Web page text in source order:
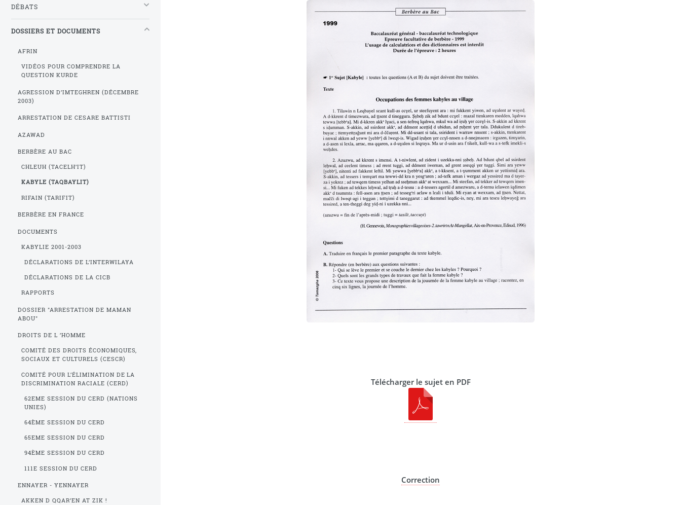
Télécharger le sujet en PDF
Correction
DÉBATS
DOSSIERS ET DOCUMENTS
AFRIN
VIDÉOS POUR COMPRENDRE LA
QUESTION KURDE
AGRESSION D’IMTEGHREN (DÉCEMBRE
2003)
ARRESTATION DE CESARE BATTISTI
AZAWAD
BERBÈRE AU BAC
CHLEUH (TACELH’IT)
KABYLE (TAQBAYLIT)
RIFAIN (TARIFIT)
BERBÈRE EN FRANCE
DOCUMENTS
KABYLIE 2001-2003
DÉCLARATIONS DE L’INTERWILAYA
DÉCLARATIONS DE LA CICB
RAPPORTS
DOSSIER "ARRESTATION DE MAMAN
ABOU"
DROITS DE L ’HOMME
COMITÉ DES DROITS ÉCONOMIQUES,
SOCIAUX ET CULTURELS (CESCR)
COMITÉ POUR L’ÉLIMINATION DE LA
DISCRIMINATION RACIALE (CERD)
62EME SESSION DU CERD (NATIONS
UNIES)
64ÈME SESSION DU CERD
65EME SESSION DU CERD
94ÈME SESSION DU CERD
111E SESSION DU CERD
ENNAYER - YENNAYER
AKKEN D QQAR’EN AT ZIK !